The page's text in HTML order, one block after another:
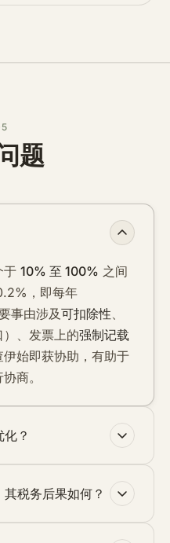
题
于10% 至 100% 之间
，即每年
事由涉及可扣除性、
）、发票上的强制记载
始即获协助，有助于
商。
？
税务后果如何？